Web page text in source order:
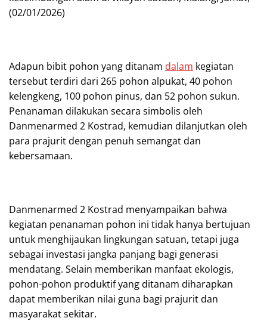
(02/01/2026)
Adapun bibit pohon yang ditanam dalam kegiatan
tersebut terdiri dari 265 pohon alpukat, 40 pohon
kelengkeng, 100 pohon pinus, dan 52 pohon sukun.
Penanaman dilakukan secara simbolis oleh
Danmenarmed 2 Kostrad, kemudian dilanjutkan oleh
para prajurit dengan penuh semangat dan
kebersamaan.
Danmenarmed 2 Kostrad menyampaikan bahwa
kegiatan penanaman pohon ini tidak hanya bertujuan
untuk menghijaukan lingkungan satuan, tetapi juga
sebagai investasi jangka panjang bagi generasi
mendatang. Selain memberikan manfaat ekologis,
pohon-pohon produktif yang ditanam diharapkan
dapat memberikan nilai guna bagi prajurit dan
masyarakat sekitar.